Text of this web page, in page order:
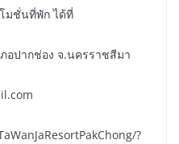
มชั่นที่พัก ได้ที่
อปากช่อง จ.นครราชสีมา
?